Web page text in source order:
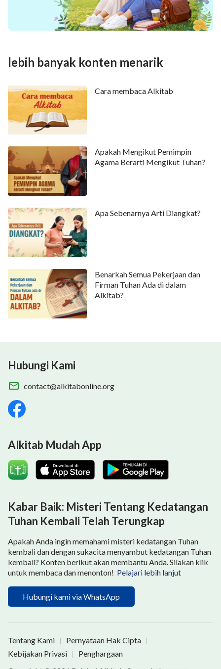
lebih banyak konten menarik
Cara membaca Alkitab
Apakah Mengikut Pemimpin
Agama Berarti Mengikut Tuhan?
Apa Sebenarnya Arti Diangkat?
Benarkah Semua Pekerjaan dan
Firman Tuhan Ada di dalam
Alkitab?
Hubungi Kami
contact@alkitabonline.org
Alkitab Mudah App
Kabar Baik: Misteri Tentang Kedatangan
Tuhan Kembali Telah Terungkap
Apakah Anda ingin memahami misteri kedatangan Tuhan
kembali dan dengan sukacita menyambut kedatangan Tuhan
kembali? Konten berikut akan membantu Anda. Silakan klik
untuk membaca dan menonton! Pelajari lebih lanjut
Hubungi kami via WhatsApp
Tentang Kami | Pernyataan Hak Cipta |
Kebijakan Privasi |
Penghargaan